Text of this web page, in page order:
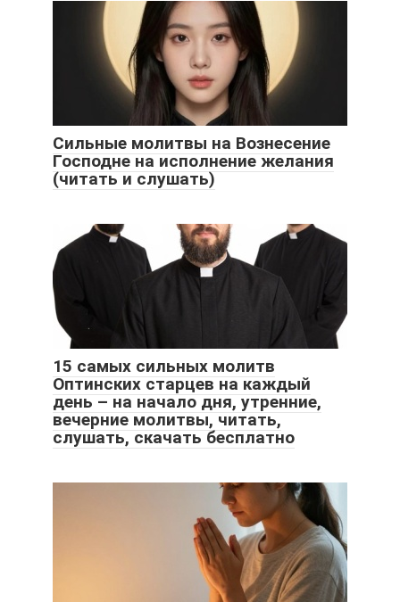
Сильные молитвы на Вознесение
Господне на исполнение желания
(читать и слушать)
15 самых сильных молитв
Оптинских старцев на каждый
день – на начало дня, утренние,
вечерние молитвы, читать,
слушать, скачать бесплатно